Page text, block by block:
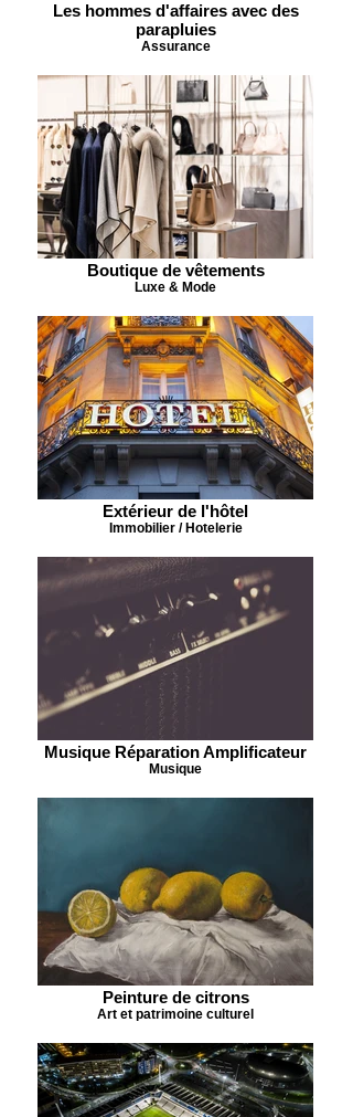
Les hommes d'affaires avec des
parapluies
Assurance
Boutique de vêtements
Luxe & Mode
Extérieur de l'hôtel
Immobilier / Hotelerie
Musique Réparation Amplificateur
Musique
Peinture de citrons
Art et patrimoine culturel